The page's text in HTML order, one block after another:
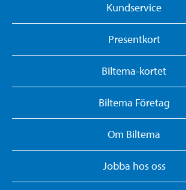
Kundservice
Presentkort
Biltema-kortet
Biltema Företag
Om Biltema
Jobba hos oss